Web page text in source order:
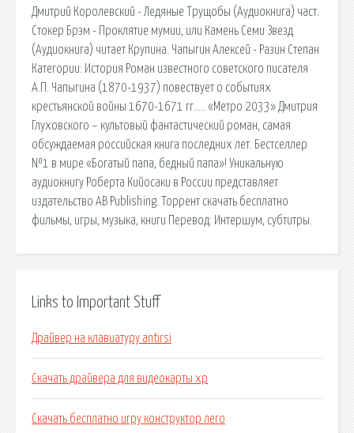
Дмитрий Королевский - Ледяные Трущобы (Аудиокнига) част.
Стокер Брэм - Проклятие мумии, или Камень Семи Звезд
(Аудиокнига) читает Крупина. Чапыгин Алексей - Разин Степан
Категории: История Роман известного советского писателя
А.П. Чапыгина (1870-1937) повествует о событиях
крестьянской войны 1670-1671 гг.…. «Метро 2033» Дмитрия
Глуховского – культовый фантастический роман, самая
обсуждаемая российская книга последних лет. Бестселлер
№1 в мире «Богатый папа, бедный папа»! Уникальную
аудиокнигу Роберта Кийосаки в России представляет
издательство AB Publishing. Торрент скачать бесплатно
фильмы, игры, музыка, книги Перевод: Интершум, cубтитры.
Links to Important Stuff
Драйвер на клавиатуру antirsi
Скачать драйвера для видеокарты хр
Скачать бесплатно игру конструктор лего